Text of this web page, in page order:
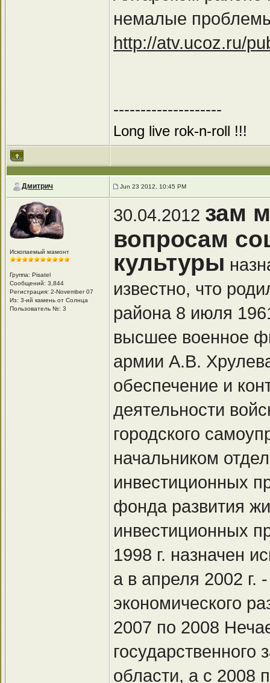
немалые
http://atv.ucoz.ru/
--------------------
Long live rok-n-roll !!!
Дмитрич Jun 23 2012, 10:45 PM
Ископаемый мамонт
Группа: Pisatel
Сообщений: 3,844
Регистрация: 2-November 07
Из: 3-ий камень от Солнца
Пользователь №: 3
30.04.2012 зам
вопросам
культуры
известно, что
района 8 июля
высшее военное
армии А.В.
обеспечение и
деятельности
городского
начальником
инвестиционных
фонда развития
инвестиционных
1998 г. назначен
а в апреля 2002 г.
экономического
2007 по 2008
государственного
области, а с 2008